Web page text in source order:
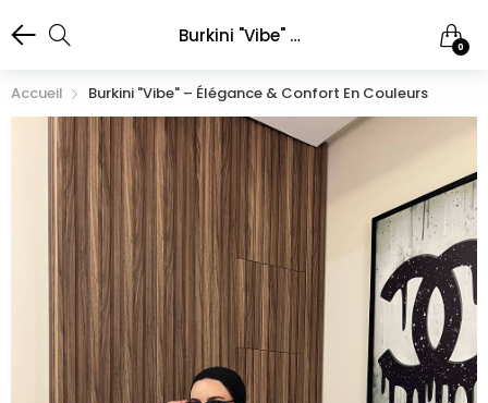
Burkini "Vibe" – Élégance & Confort en Couleurs 0
Accueil Burkini "Vibe" – Élégance & Confort En Couleurs